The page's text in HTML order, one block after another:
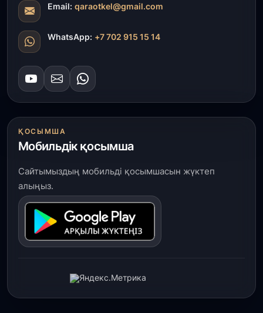
Email: qaraotkel@gmail.com
WhatsApp: +7 702 915 15 14
ҚОСЫМША
Мобильдік қосымша
Сайтымыздың мобильді қосымшасын жүктеп
алыңыз.